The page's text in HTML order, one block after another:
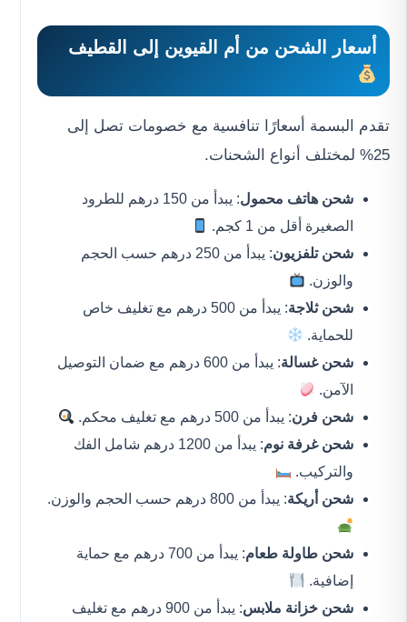
أسعار الشحن من أم القيوين إلى القطيف
تقدم البسمة أسعارًا تنافسية مع خصومات تصل إلى
25% لمختلف أنواع الشحنات.
شحن هاتف محمول
: يبدأ من 150 درهم للطرود
الصغيرة أقل من 1 كجم.
شحن تلفزيون
: يبدأ من 250 درهم حسب الحجم
والوزن.
شحن ثلاجة
: يبدأ من 500 درهم مع تغليف خاص
للحماية.
شحن غسالة
: يبدأ من 600 درهم مع ضمان التوصيل
الآمن.
شحن فرن: يبدأ من 500 درهم مع تغليف محكم.
شحن غرفة نوم
: يبدأ من 1200 درهم شامل الفك
والتركيب.
شحن أريكة: يبدأ من 800 درهم حسب الحجم والوزن.
شحن طاولة طعام
: يبدأ من 700 درهم مع حماية
إضافية.
شحن خزانة ملابس
: يبدأ من 900 درهم مع تغليف